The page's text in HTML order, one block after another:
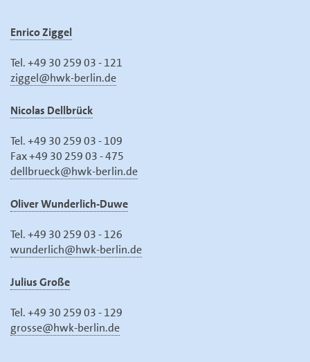
Enrico Ziggel
Tel. +49 30 259 03 - 121
ziggel@hwk-berlin.de
Nicolas Dellbrück
Tel. +49 30 259 03 - 109
Fax +49 30 259 03 - 475
dellbrueck@hwk-berlin.de
Oliver Wunderlich-Duwe
Tel. +49 30 259 03 - 126
wunderlich@hwk-berlin.de
Julius Große
Tel. +49 30 259 03 - 129
grosse@hwk-berlin.de